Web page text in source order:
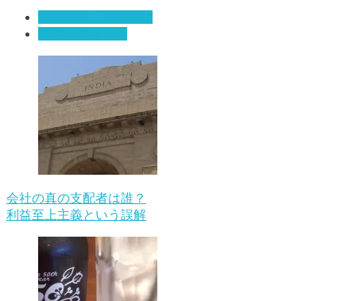
会社の真の支配者は誰？
利益至上主義という誤解